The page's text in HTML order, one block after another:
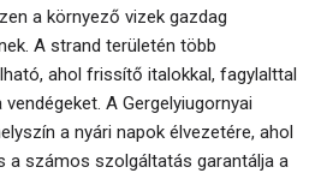
a környező vizek gazdag
A strand területén több
ahol frissítő italokkal, fagylalttal
A Gergelyiugornyai
a nyári napok élvezetére, ahol
a számos szolgáltatás garantálja a